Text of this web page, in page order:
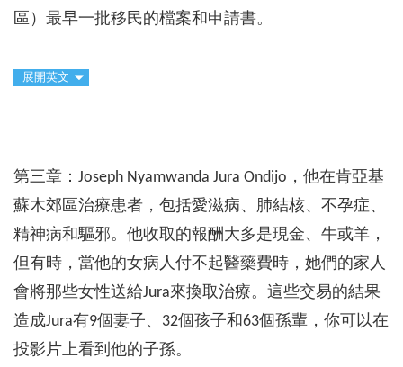
區）最早一批移民的檔案和申請書。
展開英文
第三章：Joseph Nyamwanda Jura Ondijo，他在肯亞基
蘇木郊區治療患者，包括愛滋病、肺結核、不孕症、
精神病和驅邪。他收取的報酬大多是現金、牛或羊，
但有時，當他的女病人付不起醫藥費時，她們的家人
會將那些女性送給Jura來換取治療。這些交易的結果
造成Jura有9個妻子、32個孩子和63個孫輩，你可以在
投影片上看到他的子孫。